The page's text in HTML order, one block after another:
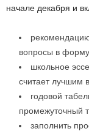
начале декабря и
вопросы в
школьное
считает лучшим
годовой
промежуточный
заполнить